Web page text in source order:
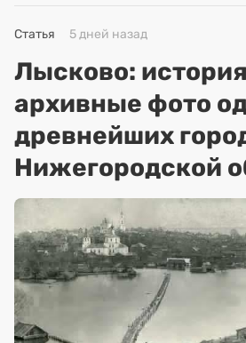
Статья 5 дней назад
Лысково:
архивные фото
древнейших
Нижегородской